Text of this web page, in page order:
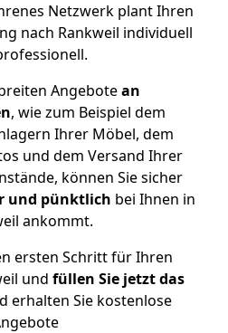
Netzwerk plant Ihren
nach Rankweil individuell
Angebotean
, wie zum Beispiel dem
Ihrer Möbel, dem
und dem Versand Ihrer
können Sie sicher
und pünktlich bei Ihnen in
ankommt.
ersten Schritt für Ihren
und füllen Sie jetzt das
erhalten Sie kostenlose